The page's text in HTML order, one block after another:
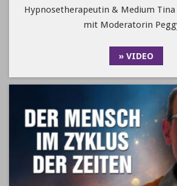
Hypnosetherapeutin & Medium
mit Moderatorin
» VIDEO